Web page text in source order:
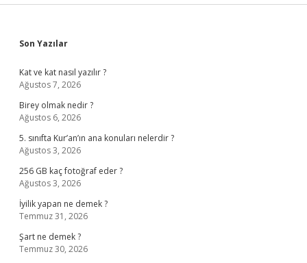
Sidebar
Son Yazılar
Kat ve kat nasıl yazılır ?
Ağustos 7, 2026
Birey olmak nedir ?
Ağustos 6, 2026
5. sınıfta Kur’an’ın ana konuları nelerdir ?
Ağustos 3, 2026
256 GB kaç fotoğraf eder ?
Ağustos 3, 2026
İyilik yapan ne demek ?
Temmuz 31, 2026
Şart ne demek ?
Temmuz 30, 2026